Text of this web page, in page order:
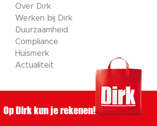
Over Dirk
Werken bij Dirk
Duurzaamheid
Compliance
Huismerk
Actualiteit
Op Dirk kun je rekenen!